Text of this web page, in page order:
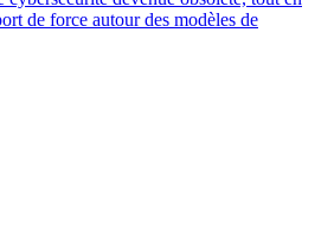
de force autour des modèles de